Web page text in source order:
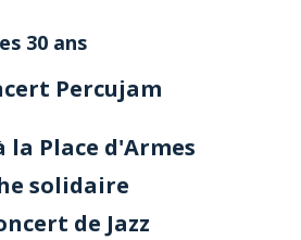
30 ans
Percujam
la Place d'Armes
solidaire
de Jazz